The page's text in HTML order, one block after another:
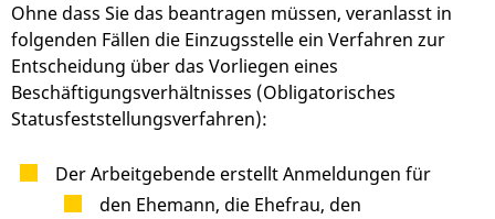
Ohne dass Sie das beantragen müssen, veranlasst in
folgenden Fällen die Einzugsstelle ein Verfahren zur
Entscheidung über das Vorliegen eines
Beschäftigungsverhältnisses (Obligatorisches
Statusfeststellungsverfahren):
Der Arbeitgebende erstellt Anmeldungen für
den Ehemann, die Ehefrau, den